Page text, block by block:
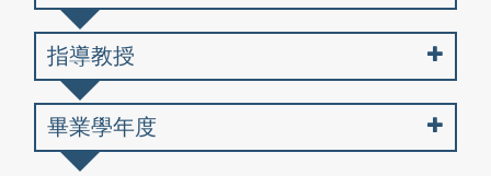
指導教授
畢業學年度